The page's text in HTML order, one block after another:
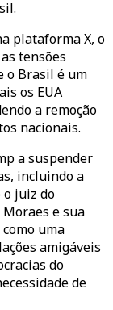
plataforma X, o
tensões
o Brasil é um
os EUA
a remoção
nacionais.
a suspender
incluindo a
o juiz do
e sua
uma
amigáveis
do
de